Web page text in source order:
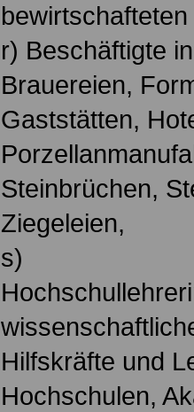
r) Beschäftigte
Brauereien,
Gaststätten,
Steinbrüchen,
Ziegeleien,
s)
Hilfskräfte und
Hochschulen,